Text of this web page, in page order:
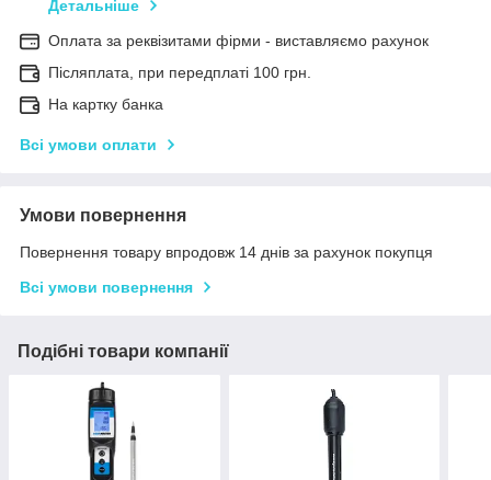
Детальніше
Оплата за реквізитами фірми - виставляємо рахунок
Післяплата, при передплаті 100 грн.
На картку банка
Всі умови оплати
Умови повернення
Повернення товару впродовж 14 днів за рахунок покупця
Всі умови повернення
Подібні товари компанії